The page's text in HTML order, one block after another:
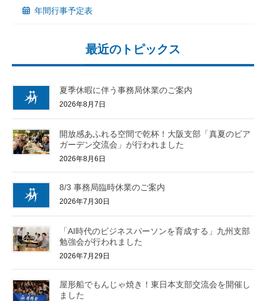
年間行事予定表
最近のトピックス
夏季休暇に伴う事務局休業のご案内
2026年8月7日
開放感あふれる空間で乾杯！大阪支部「真夏のビア
ガーデン交流会」が行われました
2026年8月6日
8/3 事務局臨時休業のご案内
2026年7月30日
「AI時代のビジネスパーソンを育成する」九州支部
勉強会が行われました
2026年7月29日
屋形船でもんじゃ焼き！東日本支部交流会を開催し
ました